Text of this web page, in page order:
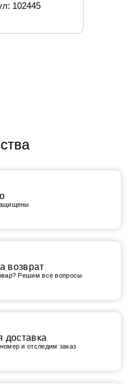
102445
возврат
Решим все вопросы
доставка
и отследим заказ